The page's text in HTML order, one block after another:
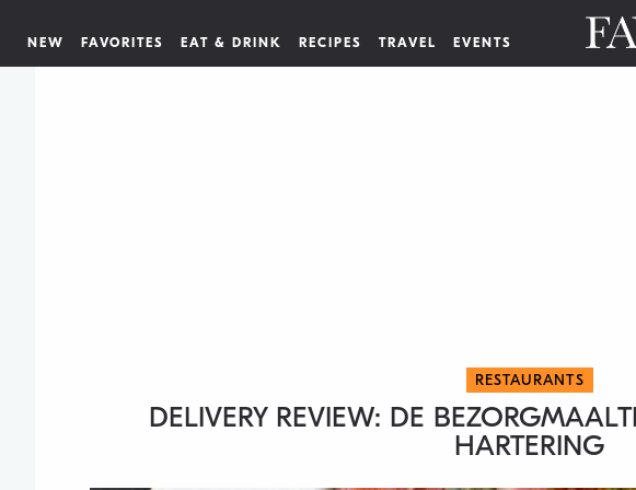
NEW FAVORITES EAT & DRINK RECIPES TRAVEL EVENTS
RESTAURANTS
DELIVERY REVIEW: DE
HARTERING